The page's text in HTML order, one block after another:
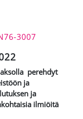
3007
perehdyt
ja
ja
ilmiöitä